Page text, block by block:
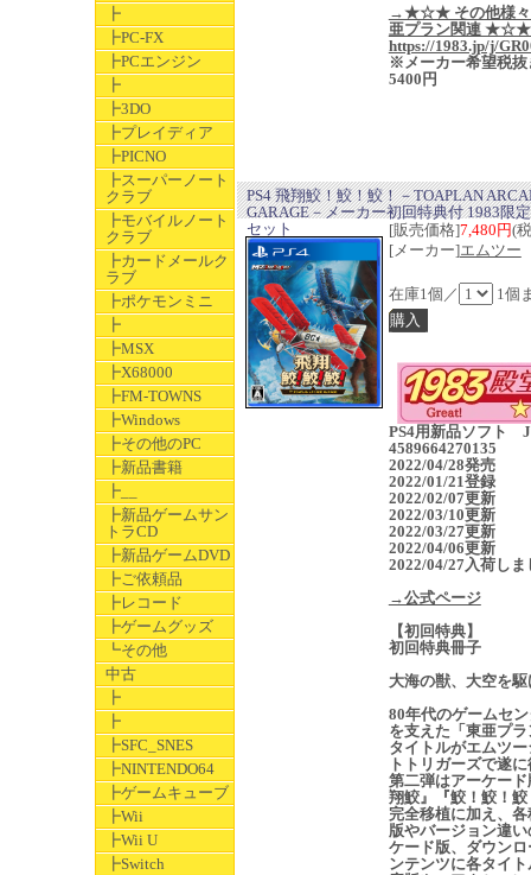
┣
┣PC-FX
┣PCエンジン
┣
┣3DO
┣プレイディア
┣PICNO
┣スーパーノート
クラブ
┣モバイルノート
クラブ
┣カードメールク
ラブ
┣ポケモンミニ
┣
┣MSX
┣X68000
┣FM-TOWNS
┣Windows
┣その他のPC
┣新品書籍
┣__
┣新品ゲームサン
トラCD
┣新品ゲームDVD
┣ご依頼品
┣レコード
┣ゲームグッズ
┗その他
中古
┣
┣
┣SFC_SNES
┣NINTENDO64
┣ゲームキューブ
┣Wii
┣Wii U
┣Switch
→★☆★ その他様々
亜プラン関連
https://1983.jp/j/
※メーカー希望税抜
5400円
PS4 飛翔鮫！鮫！鮫！－TOAPLAN
GARAGE－メーカー初回特典付 1983限
セット
[販売価格]7,480円(
[メーカー]エムツー
在庫1個／ 1個
PS4用新品ソフト
4589664270135
2022/04/28発売
2022/01/21登録
2022/02/07更新
2022/03/10更新
2022/03/27更新
2022/04/06更新
2022/04/27入荷しま
→公式ページ
【初回特典】
初回特典冊子
大海の獣、大空を
80年代のゲームセ
を支えた「東亜プ
タイトルがエムツ
トトリガーズで遂
第二弾はアーケード
翔鮫』『鮫！鮫！鮫
完全移植に加え、
版やバージョン違い
ケード版、ダウンロ
ンテンツに各タイ